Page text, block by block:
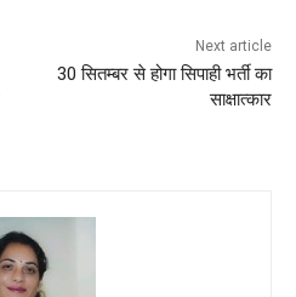
Next article
30 सितम्बर से होगा सिपाही भर्ती का
साक्षात्कार